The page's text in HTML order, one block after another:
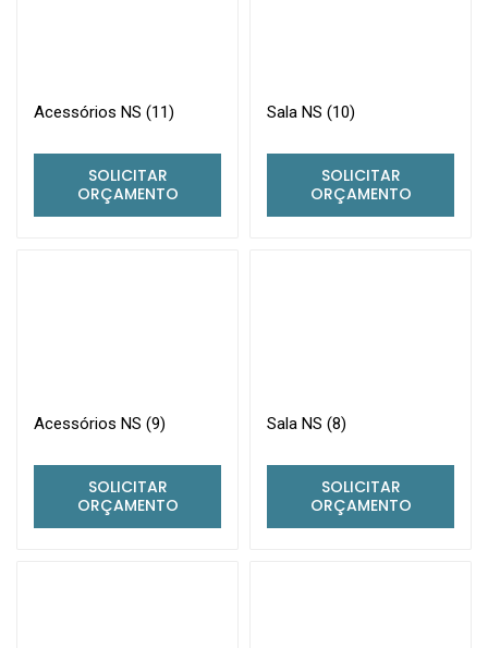
Acessórios NS (11)
SOLICITAR
ORÇAMENTO
Sala NS (10)
SOLICITAR
ORÇAMENTO
Acessórios NS (9)
SOLICITAR
ORÇAMENTO
Sala NS (8)
SOLICITAR
ORÇAMENTO